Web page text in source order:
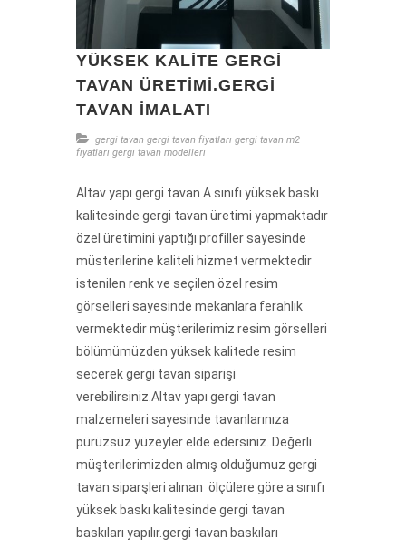
YÜKSEK KALITE GERGI
TAVAN ÜRETIMI.GERGI
TAVAN IMALATI
gergi tavan gergi tavan fiyatları gergi tavan m2
fiyatları gergi tavan modelleri
Altav yapı gergi tavan A sınıfı yüksek baskı
kalitesinde gergi tavan üretimi yapmaktadır
özel üretimini yaptığı profiller sayesinde
müsterilerine kaliteli hizmet vermektedir
istenilen renk ve seçilen özel resim
görselleri sayesinde mekanlara ferahlık
vermektedir müşterilerimiz resim görselleri
bölümümüzden yüksek kalitede resim
secerek gergi tavan siparişi
verebilirsiniz.Altav yapı gergi tavan
malzemeleri sayesinde tavanlarınıza
pürüzsüz yüzeyler elde edersiniz..Değerli
müşterilerimizden almış olduğumuz gergi
tavan siparşleri alınan ölçülere göre a sınıfı
yüksek baskı kalitesinde gergi tavan
baskıları yapılır.gergi tavan baskıları